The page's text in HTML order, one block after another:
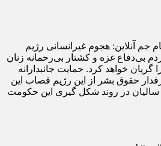
جم آنلاین: هجوم غیرانسانی رژیم
بی‌دفاع غزه و کشتار بی‌رحمانه زنان
گریان خواهد کرد. حمایت جانبدارانه
حقوق بشر از این رژیم قصاب این
در روند شکل گیری این حکومت